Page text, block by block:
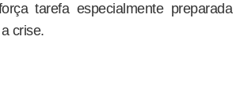
tarefa especialmente preparada
crise.